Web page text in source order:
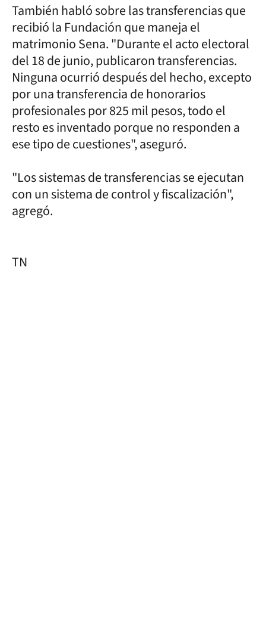
También habló sobre las transferencias que
recibió la Fundación que maneja el
matrimonio Sena. "Durante el acto electoral
del 18 de junio, publicaron transferencias.
Ninguna ocurrió después del hecho, excepto
por una transferencia de honorarios
profesionales por 825 mil pesos, todo el
resto es inventado porque no responden a
ese tipo de cuestiones", aseguró.
"Los sistemas de transferencias se ejecutan
con un sistema de control y fiscalización",
agregó.
TN